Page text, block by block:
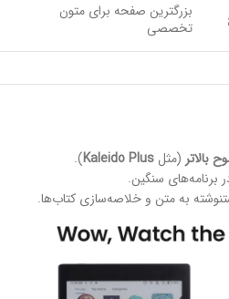
بزرگترین صفحه برای متون
تخصصی
بالاتر (مثل Kaleido Plus
).
برنامه‌های سنگین.
به متن و خلاصه‌سازی کتاب‌ها.